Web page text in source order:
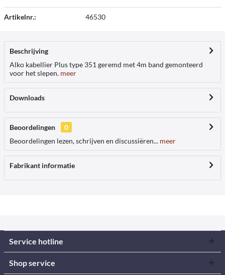
Artikelnr.: 46530
Beschrijving
Alko kabellier Plus type 351 geremd met 4m band gemonteerd
voor het slepen. meer
Downloads
Beoordelingen
0
Beoordelingen lezen, schrijven en discussiëren... meer
Fabrikant informatie
Service hotline
Shop service